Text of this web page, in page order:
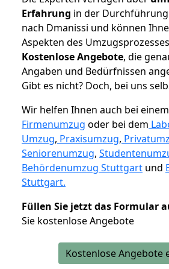
Erfahrung in der
nach Dmanissi und können
Aspekten des
Kostenlose Angebote, die
Angaben und Bedürfnissen
Gibt es nicht? Doch, bei uns
Wir helfen Ihnen auch bei
Firmenumzug oder bei dem
Umzug, Praxisumzug,
Seniorenumzug,
Behördenumzug Stuttgart und
Stuttgart.
Füllen Sie jetzt das Formular
Sie kostenlose Angebote
Kostenlose Angebote